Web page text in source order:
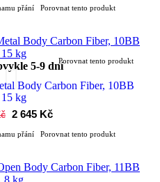
přání Porovnat tento produkt
5-9 dníPorovnat tento produkt
Body Carbon Fiber, 10BB
15 kg
2 645 Kč
přání Porovnat tento produkt